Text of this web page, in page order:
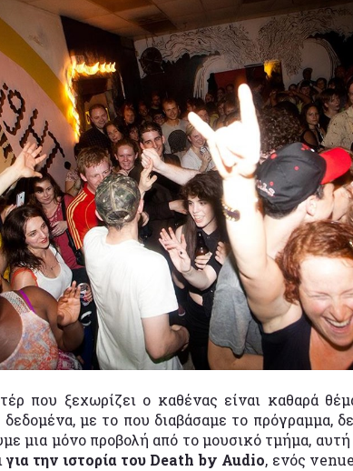
που ξεχωρίζει ο καθένας είναι καθαρά
με το που διαβάσαμε το πρόγραμμα,
μια μόνο προβολή από το μουσικό τμήμα,
για την ιστορία του Deathby Audio, ενός